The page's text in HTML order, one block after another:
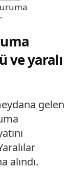
ve yaralı
gelen
alındı.